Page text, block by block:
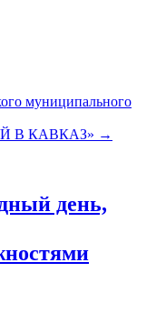
муниципального
В КАВКАЗ» →
день,